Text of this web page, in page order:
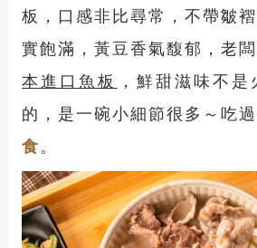
板，口感非比尋常，不帶皺
實飽滿，黃豆香氣馥郁，老
本進口魚板 ，鮮甜滋味不
的， 是一碗小細節很多～吃
食。